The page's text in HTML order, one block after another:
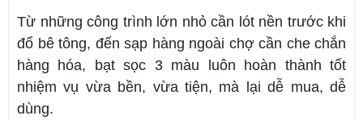
Từ những công trình lớn nhỏ cần lót nền trước khi
đổ bê tông, đến sạp hàng ngoài chợ cần che chắn
hàng hóa, bạt sọc 3 màu luôn hoàn thành tốt
nhiệm vụ vừa bền, vừa tiện, mà lại dễ mua, dễ
dùng.